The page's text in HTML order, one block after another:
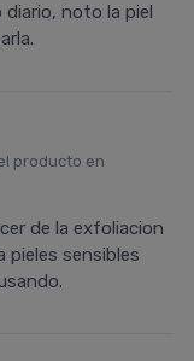
diario, noto la piel
producto en
de la exfoliacion
pieles sensibles